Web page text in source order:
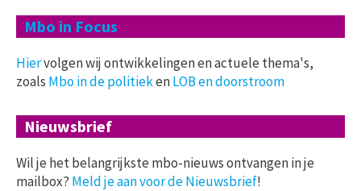
Mbo in Focus
Hiervolgen wij ontwikkelingen en actuele thema's,
zoals Mbo in de politiekenLOB en doorstroom
Nieuwsbrief
Wil je het belangrijkste mbo-nieuws ontvangen in je
mailbox? Meld je aan voor de Nieuwsbrief!